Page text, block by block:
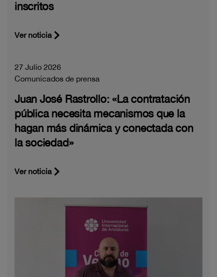
inscritos
Ver noticia
27 Julio 2026
Comunicados de prensa
Juan José Rastrollo: «La contratación
pública necesita mecanismos que la
hagan más dinámica y conectada con
la sociedad»
Ver noticia